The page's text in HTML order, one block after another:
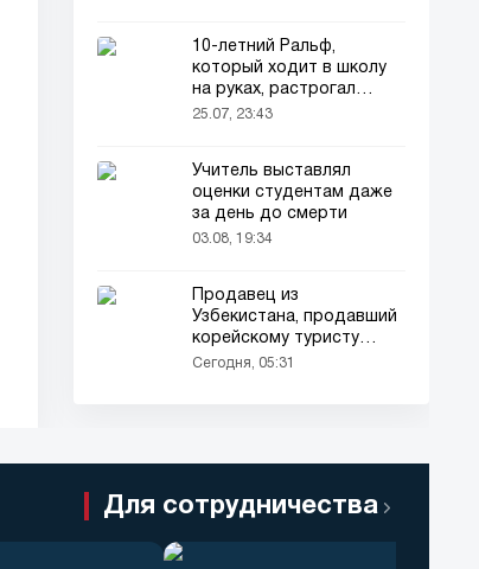
10-летний Ральф,
который ходит в школу
на руках, растрогал
пользователей соцсетей
25.07, 23:43
Учитель выставлял
оценки студентам даже
за день до смерти
03.08, 19:34
Продавец из
Узбекистана, продавший
корейскому туристу
напиток за 90 тысяч
Сегодня, 05:31
Для сотрудничества